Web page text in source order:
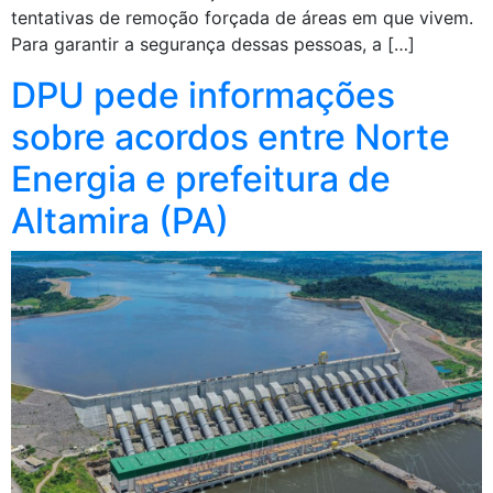
tentativas de remoção forçada de áreas em que vivem.
Para garantir a segurança dessas pessoas, a […]
DPU pede informações
sobre acordos entre Norte
Energia e prefeitura de
Altamira (PA)